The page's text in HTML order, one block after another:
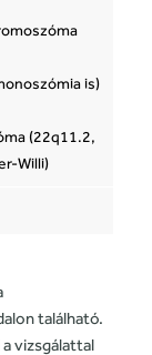
is)
(22q11.2,
Willi)
található.
vizsgálattal